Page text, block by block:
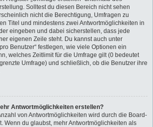
Solltest du diesen Bereich nicht sehen
nicht die Berechtigung, Umfragen zu
Titel und mindestens zwei Antwortmöglichkeiten in
eingeben und dabei sicherstellen, dass jede
eigenen Zeile steht. Du kannst auch unter
Benutzer“ festlegen, wie viele Optionen ein
welches Zeitlimit für die Umfrage gilt (0 bedeutet
Umfrage) und schließlich, ob die Benutzer ihre
Antwortmöglichkeiten erstellen?
von Antwortmöglichkeiten wird durch die Board-
Wenn du glaubst, mehr Antwortmöglichkeiten als